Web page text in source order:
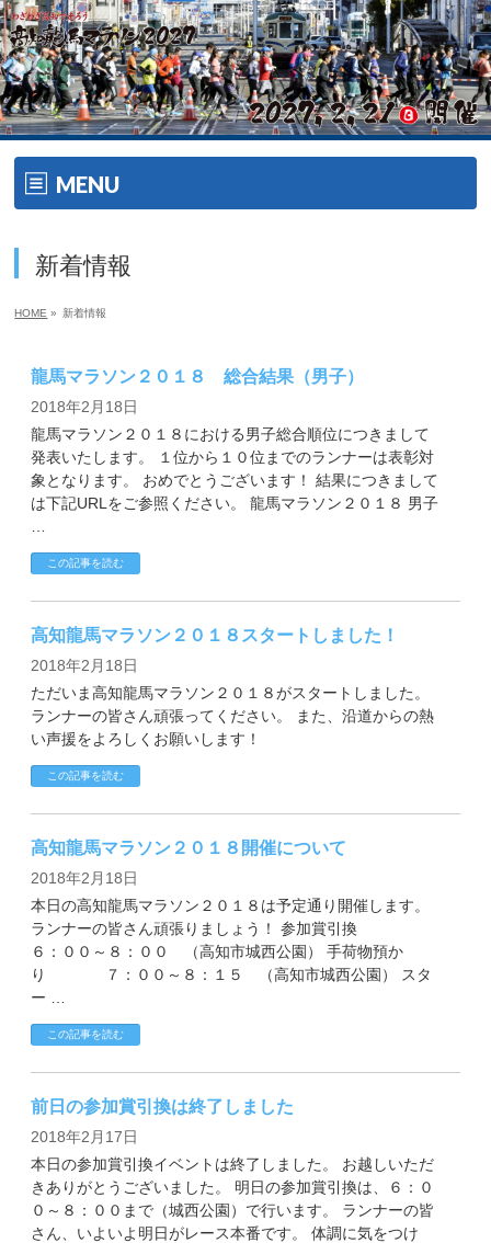
MENU
大会の特徴
ゲスト・ゲストランナー
エイドメニュー
エントリー
コース&アクセス
コース（給水、関門等）
アクセス
Q&A | お問い合わせ
Q&A
お問い合わせ
新着情報
HOME » 新着情報
龍馬マラソン２０１８ 総合結果（男子）
2018年2月18日
龍馬マラソン２０１８における男子総合順位につきまして
発表いたします。 １位から１０位までのランナーは表彰対
象となります。 おめでとうございます！ 結果につきまして
は下記URLをご参照ください。 龍馬マラソン２０１８ 男子
この記事を読む
高知龍馬マラソン２０１８スタートしました！
2018年2月18日
ただいま高知龍馬マラソン２０１８がスタートしました。
ランナーの皆さん頑張ってください。 また、沿道からの熱
い声援をよろしくお願いします！
この記事を読む
高知龍馬マラソン２０１８開催について
2018年2月18日
本日の高知龍馬マラソン２０１８は予定通り開催します。
ランナーの皆さん頑張りましょう！ 参加賞引換
６：００～８：００ （高知市城西公園） 手荷物預か
り ７：００～８：１５ （高知市城西公園） スタ
ー …
この記事を読む
前日の参加賞引換は終了しました
2018年2月17日
本日の参加賞引換イベントは終了しました。 お越しいただ
きありがとうございました。 明日の参加賞引換は、６：０
０～８：００まで（城西公園）で行います。 ランナーの皆
さん、いよいよ明日がレース本番です。 体調に気をつけ